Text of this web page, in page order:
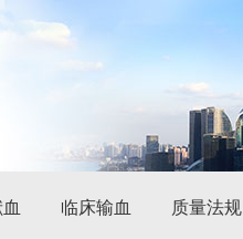
临床输血 质量法规